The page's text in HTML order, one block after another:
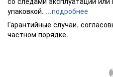
упаковкой. ...подробнее
Гарантийные случаи,
частном порядке.